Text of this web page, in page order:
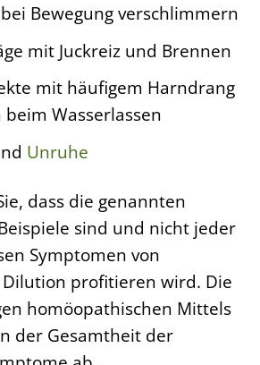
Bewegung verschlimmern
mit Juckreiz und Brennen
mit häufigem Harndrang
Wasserlassen
Unruhe
dass die genannten
sind und nicht jeder
Symptomen von
profitieren wird. Die
homöopathischen Mittels
der Gesamtheit der